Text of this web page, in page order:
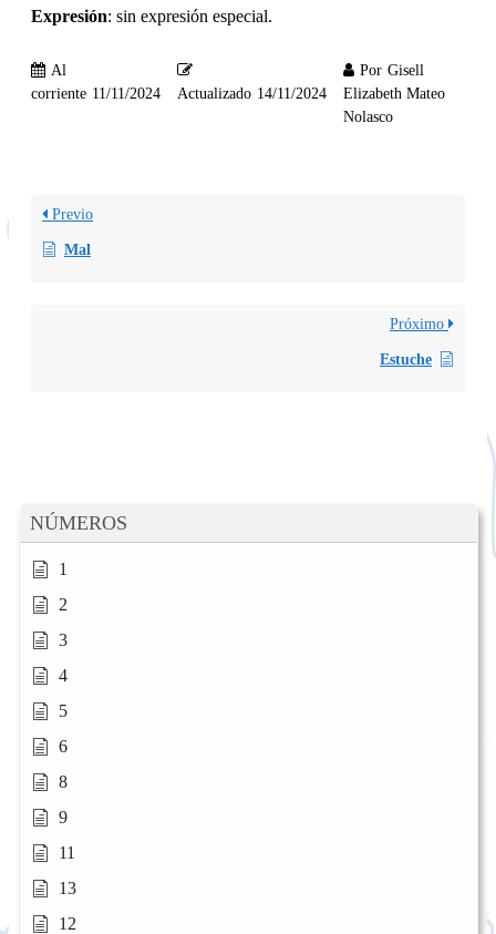
NÚMEROS
1
2
3
4
5
6
8
9
11
13
12
Expresión: sin expresión especial.
Al
corriente 11/11/2024 Actualizado 14/11/2024
Por Gisell
Elizabeth Mateo
Nolasco
Previo
Mal
Próximo
Estuche